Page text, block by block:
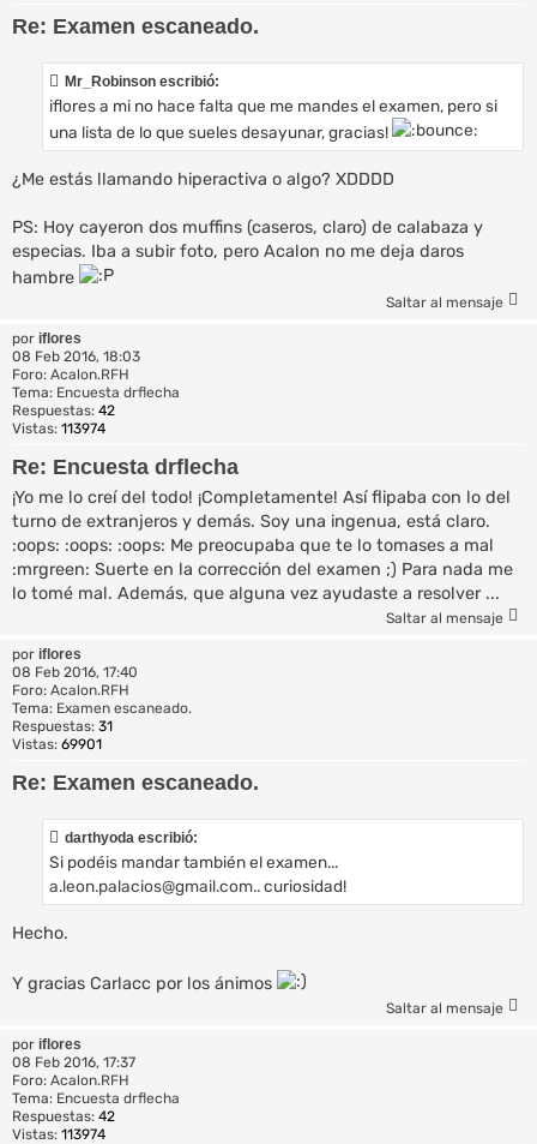
Re: Examen escaneado.
Mr_Robinson escribió:
iflores a mi no hace falta que me mandes el examen, pero si
una lista de lo que sueles desayunar, gracias!
¿Me estás llamando hiperactiva o algo? XDDDD
PS: Hoy cayeron dos muffins (caseros, claro) de calabaza y
especias. Iba a subir foto, pero Acalon no me deja daros
hambre
Saltar al mensaje
por iflores
08 Feb 2016, 18:03
Foro: Acalon.RFH
Tema: Encuesta drflecha
Respuestas: 42
Vistas: 113974
Re: Encuesta drflecha
¡Yo me lo creí del todo! ¡Completamente! Así flipaba con lo del
turno de extranjeros y demás. Soy una ingenua, está claro.
:oops: :oops: :oops: Me preocupaba que te lo tomases a mal
:mrgreen: Suerte en la corrección del examen ;) Para nada me
lo tomé mal. Además, que alguna vez ayudaste a resolver ...
Saltar al mensaje
por iflores
08 Feb 2016, 17:40
Foro: Acalon.RFH
Tema: Examen escaneado.
Respuestas: 31
Vistas: 69901
Re: Examen escaneado.
darthyoda escribió:
Si podéis mandar también el examen...
a.leon.palacios@gmail.com.. curiosidad!
Hecho.
Y gracias Carlacc por los ánimos
Saltar al mensaje
por iflores
08 Feb 2016, 17:37
Foro: Acalon.RFH
Tema: Encuesta drflecha
Respuestas: 42
Vistas: 113974